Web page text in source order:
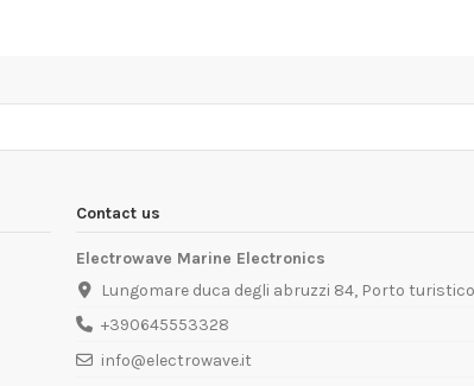
Contact us
Electrowave Marine Electronics
Lungomare duca degli abruzzi 84, Porto
+390645553328
info@electrowave.it